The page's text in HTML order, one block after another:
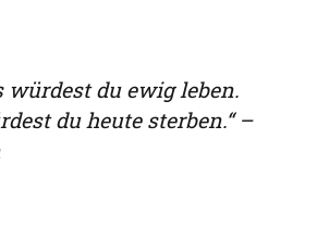
würdest du ewig leben.
du heute sterben.“ –